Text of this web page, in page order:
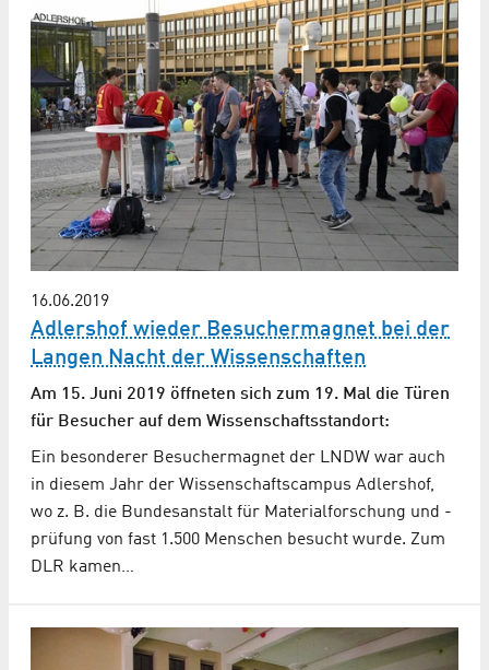
16.06.2019
Adlershof wieder Besuchermagnet bei der
Langen Nacht der Wissenschaften
Am 15. Juni 2019 öffneten sich zum 19. Mal die Türen
für Besucher auf dem Wissenschaftsstandort:
Ein besonderer Besuchermagnet der LNDW war auch
in diesem Jahr der Wissenschaftscampus Adlershof,
wo z. B. die Bundesanstalt für Materialforschung und -
prüfung von fast 1.500 Menschen besucht wurde. Zum
DLR kamen…